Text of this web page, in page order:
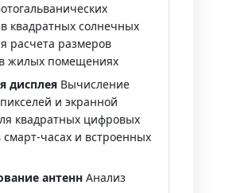
квадратных солнечных
расчета размеров
жилых помещениях
дисплеяВычисление
и экранной
квадратных цифровых
смарт-часах и встроенных
антеннАнализ